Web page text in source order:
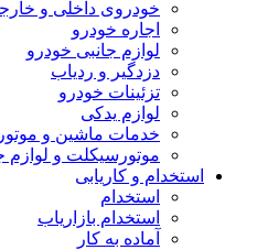
خودروی داخلی و
اجاره خودرو
لوازم جانبی خودرو
دزدگیر و ردیاب
تزئینات خودرو
لوازم یدکی
خدمات ماشین و موتور
موتورسیکلت و لوازم
استخدام و کاریابی
استخدام
استخدام بازاریاب
آماده به کار